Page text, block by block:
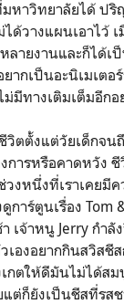
หาวิทยาลัยได้ ปริ
ด้วางแผนเอาไว้
ายงานและก็ได้เป็
ากเป็นอะนิเมเตอ
มีทางเติมเต็มอีกอ
ตตั้งแต่วัยเด็กจน
การหรือคาดหวัง
วงหนึ่งที่เราเคย
าร์ตูนเรื่อง Tom
เจ้าหนู Jerry กำลั
เองอยากกินสวิสชี
เกตให้ดีมันไม่ได้
ต่ก็ยังเป็นชีสที่รส